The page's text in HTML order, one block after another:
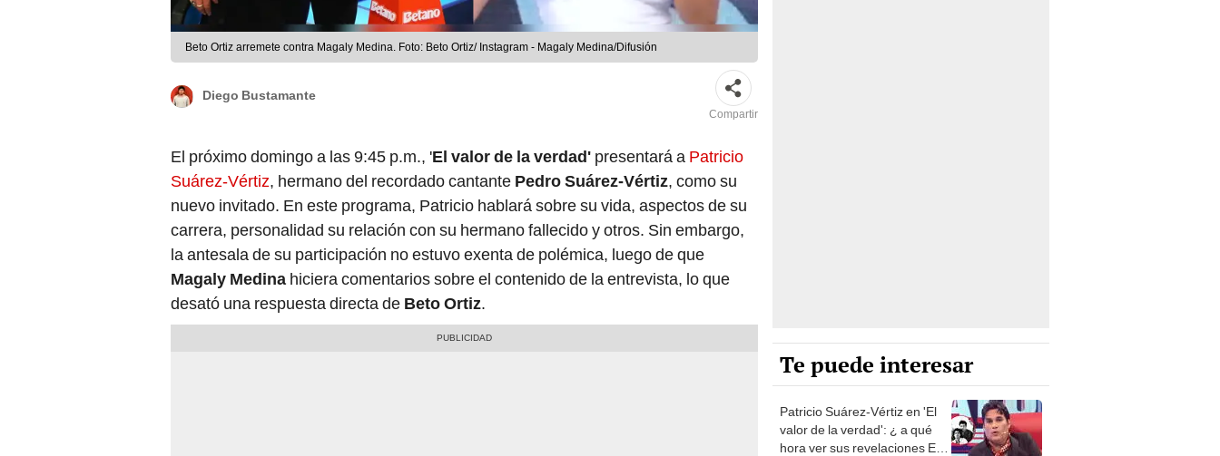
Beto Ortiz arremete contra Magaly Medina. Foto: Beto Ortiz/ Instagram - Magaly Medina/Difusión
Diego Bustamante
Compartir
El próximo domingo a las 9:45 p.m., 'El valor de la verdad' presentará a Patricio
Suárez-Vértiz, hermano del recordado cantante Pedro Suárez-Vértiz, como su
nuevo invitado. En este programa, Patricio hablará sobre su vida, aspectos de su
carrera, personalidad su relación con su hermano fallecido y otros. Sin embargo,
la antesala de su participación no estuvo exenta de polémica, luego de que
Magaly Medina hiciera comentarios sobre el contenido de la entrevista, lo que
desató una respuesta directa de Beto Ortiz.
Te puede interesar
Patricio Suárez-Vértiz en 'El
valor de la verdad': ¿ a qué
hora ver sus revelaciones EN